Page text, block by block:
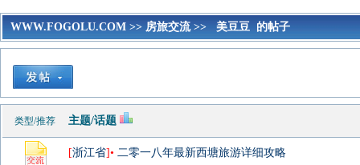
WWW.FOGOLU.COM >> 房旅交流>> 美豆豆 的帖子
类型/推荐 主题/话题
[浙江省]• 二零一八年最新西塘旅游详细攻略